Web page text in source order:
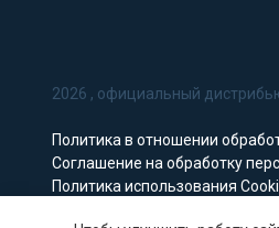
2026 , официальный
Политика в отношении
Соглашение на обработку
Политика использования